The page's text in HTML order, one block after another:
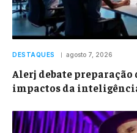
DESTAQUES agosto 7, 2026
Alerj debate
impactos da